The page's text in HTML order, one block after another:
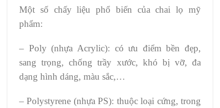
Một số chấy liệu phổ biến của chai lọ mỹ
phẩm:
– Poly (nhựa Acrylic): có ưu điểm bền đẹp,
sang trọng, chống trầy xước, khó bị vỡ, đa
dạng hình dáng, màu sắc,…
– Polystyrene (nhựa PS): thuộc loại cứng, trong